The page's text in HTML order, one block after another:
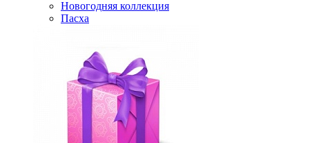
Новогодняя коллекция
Пасха